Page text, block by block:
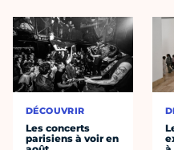
DÉCOUVRIR
Les concerts
parisiens à voir en